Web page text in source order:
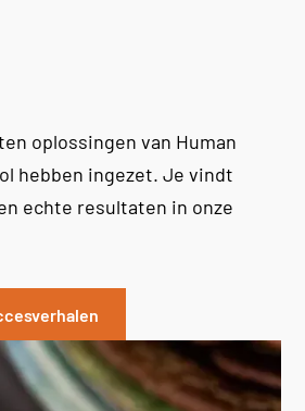
oplossingen van Human
hebben ingezet. Je vindt
echte resultaten in onze